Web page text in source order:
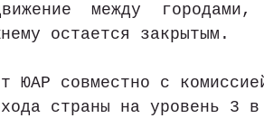
между
остается закрытым.
ЮАР совместно с
страны на уровень 3